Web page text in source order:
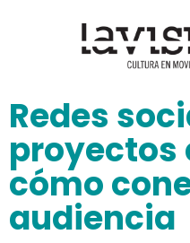
Redes
proyectos
cómo
audiencia